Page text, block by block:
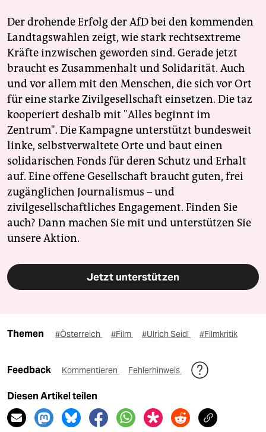
Der drohende Erfolg der AfD bei den kommenden
Landtagswahlen zeigt, wie stark rechtsextreme
Kräfte inzwischen geworden sind. Gerade jetzt
braucht es Zusammenhalt und Solidarität. Auch
und vor allem mit den Menschen, die sich vor Ort
für eine starke Zivilgesellschaft einsetzen. Die taz
kooperiert deshalb mit "Alles beginnt im
Zentrum". Die Kampagne unterstützt bundesweit
linke, selbstverwaltete Orte und baut einen
solidarischen Fonds für deren Schutz und Erhalt
auf. Eine offene Gesellschaft braucht guten, frei
zugänglichen Journalismus – und
zivilgesellschaftliches Engagement. Finden Sie
auch? Dann machen Sie mit und unterstützen Sie
unsere Aktion.
Jetzt unterstützen
Themen #Österreich #Film #Ulrich Seidl #Filmkritik
Feedback Kommentieren Fehlerhinweis
Diesen Artikel teilen